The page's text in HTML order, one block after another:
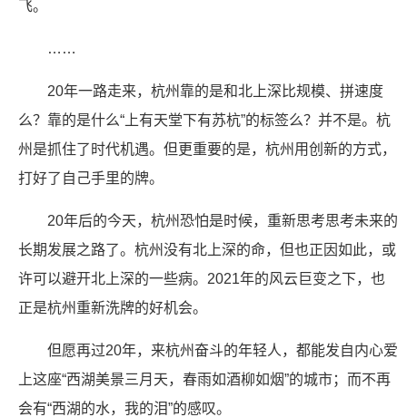
飞。
……
20年一路走来，杭州靠的是和北上深比规模、拼速度
么？靠的是什么“上有天堂下有苏杭”的标签么？并不是。杭
州是抓住了时代机遇。但更重要的是，杭州用创新的方式，
打好了自己手里的牌。
20年后的今天，杭州恐怕是时候，重新思考思考未来的
长期发展之路了。杭州没有北上深的命，但也正因如此，或
许可以避开北上深的一些病。2021年的风云巨变之下，也
正是杭州重新洗牌的好机会。
但愿再过20年，来杭州奋斗的年轻人，都能发自内心爱
上这座“西湖美景三月天，春雨如酒柳如烟”的城市；而不再
会有“西湖的水，我的泪”的感叹。